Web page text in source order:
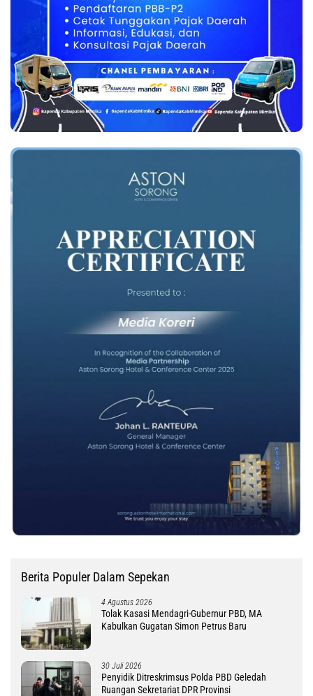
Berita Populer Dalam Sepekan
4 Agustus 2026
Tolak Kasasi Mendagri-Gubernur PBD, MA
Kabulkan Gugatan Simon Petrus Baru
30 Juli 2026
Penyidik Ditreskrimsus Polda PBD Geledah
Ruangan Sekretariat DPR Provinsi